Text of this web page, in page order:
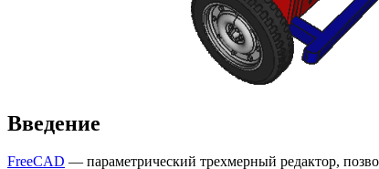
Введение
FreeCAD — параметрический трехмерный редактор,